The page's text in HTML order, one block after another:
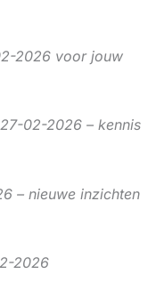
2026 voor jouw
02-2026 – kennis
– nieuwe inzichten
2026